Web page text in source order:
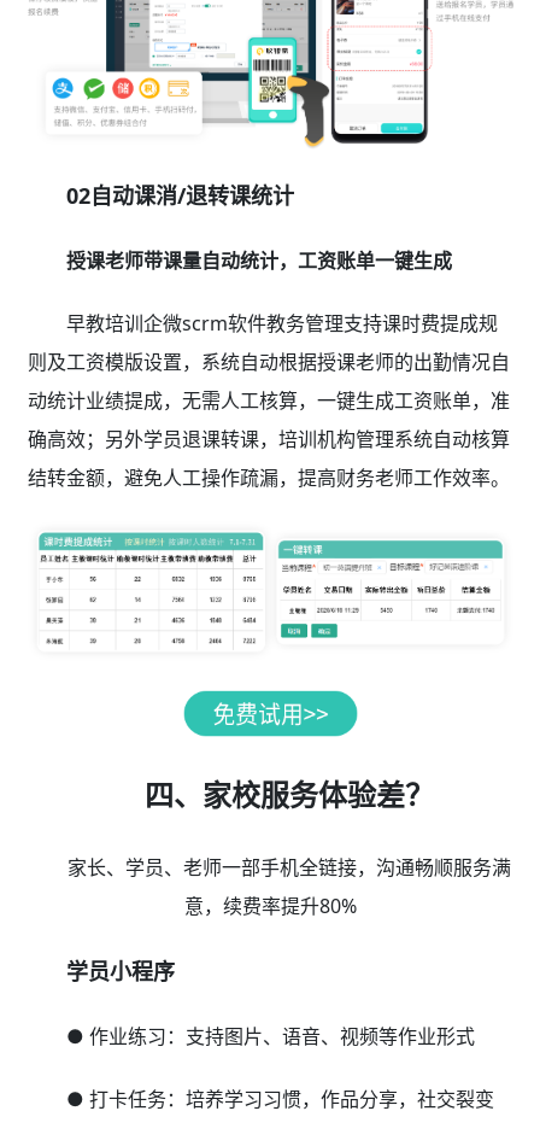
02自动课消/退转课统计
授课老师带课量自动统计，工资账单一键生成
早教培训企微scrm软件教务管理支持课时费提成规
则及工资模版设置，系统自动根据授课老师的出勤情况自
动统计业绩提成，无需人工核算，一键生成工资账单，准
确高效；另外学员退课转课，培训机构管理系统自动核算
结转金额，避免人工操作疏漏，提高财务老师工作效率。
四、家校服务体验差？
家长、学员、老师一部手机全链接，沟通畅顺服务满
意，续费率提升80%
学员小程序
● 作业练习：支持图片、语音、视频等作业形式
● 打卡任务：培养学习习惯，作品分享，社交裂变